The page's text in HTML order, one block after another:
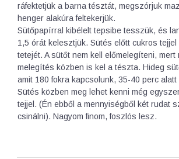
ráfektetjük a barna tésztát, megszórjuk
henger alakúra feltekerjük.
Sütőpapírral kibélelt tepsibe tesszük, és
1,5 órát kelesztjük. Sütés előtt cukros tejjel
tetejét. A sütőt nem kell előmelegíteni, mert
melegítés közben is kel a tészta. Hideg
amit 180 fokra kapcsolunk, 35-40 perc
Sütés közben meg lehet kenni még
tejjel. (Én ebből a mennyiségből két rudat
csinálni). Nagyom finom, foszlós lesz.